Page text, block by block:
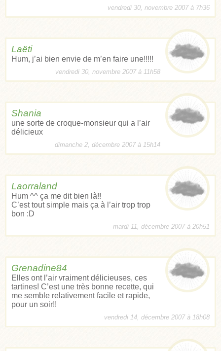
vendredi 30, novembre 2007 à 7h36
Laëti
Hum, j’ai bien envie de m’en faire une!!!!!
vendredi 30, novembre 2007 à 11h58
Shania
une sorte de croque-monsieur qui a l’air
délicieux
dimanche 2, décembre 2007 à 15h14
Laorraland
Hum ^^ ça me dit bien là!!
C’est tout simple mais ça à l’air trop trop
bon :D
mardi 11, décembre 2007 à 20h51
Grenadine84
Elles ont l’air vraiment délicieuses, ces
tartines! C’est une très bonne recette, qui
me semble relativement facile et rapide,
pour un soir!!
vendredi 14, décembre 2007 à 18h08